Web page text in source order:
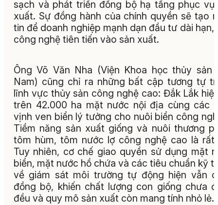
sạch và phát triển đồng bộ hạ tầng phục vụ
xuất. Sự đồng hành của chính quyền sẽ tạo
tin để doanh nghiệp mạnh dạn đầu tư dài hạn,
công nghệ tiên tiến vào sản xuất.
Ông Võ Văn Nha (Viện Khoa học thủy sản
Nam) cũng chỉ ra những bất cập tương tự
lĩnh vực thủy sản công nghệ cao: Đắk Lắk
trên 42.000 ha mặt nước nội địa cùng các
vịnh ven biển lý tưởng cho nuôi biển công
Tiềm năng sản xuất giống và nuôi thương
tôm hùm, tôm nước lợ công nghệ cao là rất
Tuy nhiên, cơ chế giao quyền sử dụng mặt
biển, mặt nước hồ chứa và các tiêu chuẩn kỹ
về giám sát môi trường tự động hiện vẫn
đồng bộ, khiến chất lượng con giống chưa
đều và quy mô sản xuất còn mang tính nhỏ lẻ.